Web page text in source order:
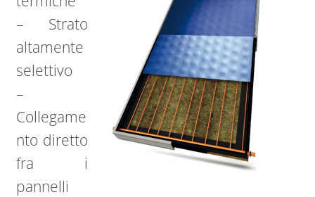
– Strato
altamente
selettivo
–
Collegame
nto diretto
fra i
pannelli